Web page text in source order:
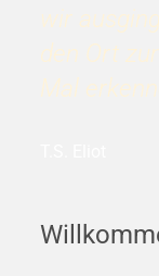
wir
den Ort
Mal